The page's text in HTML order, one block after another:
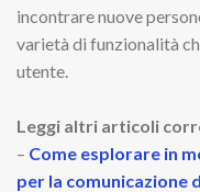
incontrare nuove
varietà di funzionalità
utente.
Leggi altri articoli
– Come esplorare in
per la comunicazione